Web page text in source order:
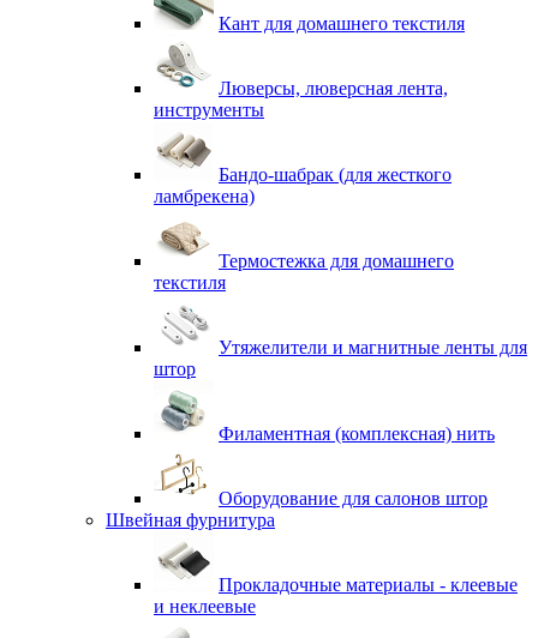
Кант для домашнего текстиля
Люверсы, люверсная лента,
инструменты
Бандо-шабрак (для жесткого
ламбрекена)
Термостежка для домашнего
текстиля
Утяжелители и магнитные ленты для
штор
Филаментная (комплексная) нить
Оборудование для салонов штор
Швейная фурнитура
Прокладочные материалы - клеевые
и неклеевые